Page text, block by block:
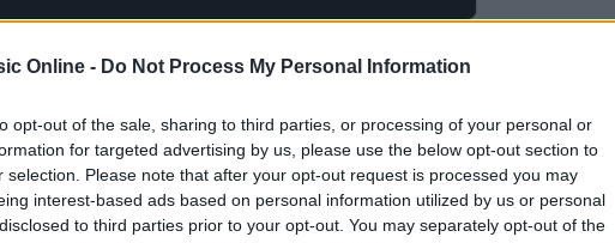
Online - Do Not Process My Personal Information
opt-out of the sale, sharing to third parties, or processing of your personal or
for targeted advertising by us, please use the below opt-out section to
selection. Please note that after your opt-out request is processed you may
interest-based ads based on personal information utilized by us or personal
to third parties prior to your opt-out. You may separately opt-out of the
completa per non perderne
suglieventi musicalinella propria
di musica. Questo articolo esplora gli eventi in